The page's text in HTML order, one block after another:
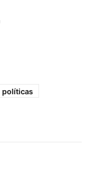
políticas